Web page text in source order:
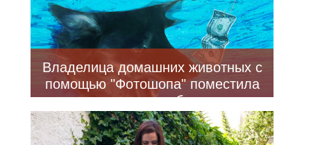
Владелица домашних животных с
помощью "Фотошопа" поместила
питомцев на обложки
музыкальных альбомов (12 фото)